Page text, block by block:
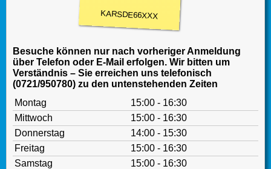
KARSDE66XXX
Besuche können nur nach vorheriger Anmeldung
über Telefon oder E-Mail erfolgen. Wir bitten um
Verständnis – Sie erreichen uns telefonisch
(0721/950780) zu den untenstehenden Zeiten
Montag
15:00 - 16:30
Mittwoch
15:00 - 16:30
Donnerstag
14:00 - 15:30
Freitag
15:00 - 16:30
Samstag
15:00 - 16:30